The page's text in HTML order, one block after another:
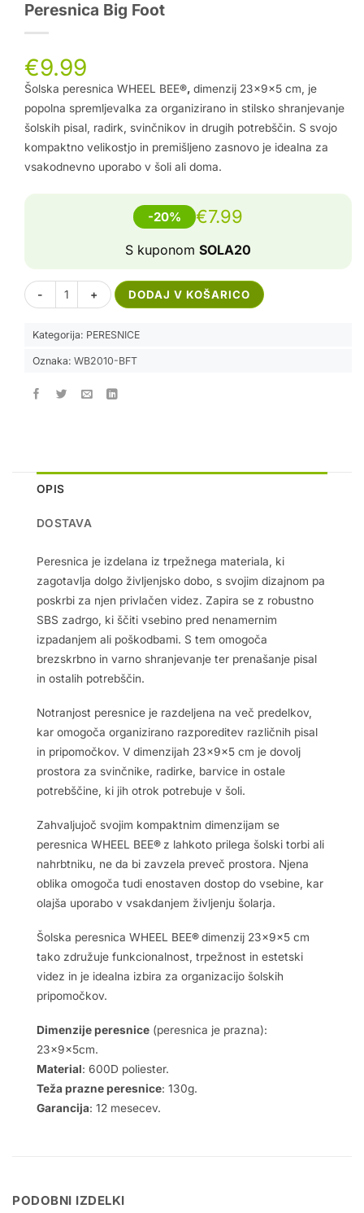
Peresnica Big Foot
€9.99
Šolska peresnica WHEEL BEE®, dimenzij 23x9x5 cm, je
popolna spremljevalka za organizirano in stilsko shranjevanje
šolskih pisal, radirk, svinčnikov in drugih potrebščin. S svojo
kompaktno velikostjo in premišljeno zasnovo je idealna za
vsakodnevno uporabo v šoli ali doma.
-20% €7.99
S kuponom SOLA20
Peresnica Big Foot količinaDODAJ V KOŠARICO Alternative:
Kategorija: PERESNICE
Oznaka: WB2010-BFT
OPIS
DOSTAVA
Peresnica je izdelana iz trpežnega materiala, ki
zagotavlja dolgo življenjsko dobo, s svojim dizajnom pa
poskrbi za njen privlačen videz. Zapira se z robustno
SBS zadrgo, ki ščiti vsebino pred nenamernim
izpadanjem ali poškodbami. S tem omogoča
brezskrbno in varno shranjevanje ter prenašanje pisal
in ostalih potrebščin.
Notranjost peresnice je razdeljena na več predelkov,
kar omogoča organizirano razporeditev različnih pisal
in pripomočkov. V dimenzijah 23x9x5 cm je dovolj
prostora za svinčnike, radirke, barvice in ostale
potrebščine, ki jih otrok potrebuje v šoli.
Zahvaljujoč svojim kompaktnim dimenzijam se
peresnica WHEEL BEE® z lahkoto prilega šolski torbi ali
nahrbtniku, ne da bi zavzela preveč prostora. Njena
oblika omogoča tudi enostaven dostop do vsebine, kar
olajša uporabo v vsakdanjem življenju šolarja.
Šolska peresnica WHEEL BEE®dimenzij 23x9x5 cm
tako združuje funkcionalnost, trpežnost in estetski
videz in je idealna izbira za organizacijo šolskih
pripomočkov.
Dimenzije peresnice (peresnica je prazna):
23x9x5cm.
Material: 600D poliester.
Teža prazne peresnice: 130g.
Garancija: 12 mesecev.
PODOBNI IZDELKI